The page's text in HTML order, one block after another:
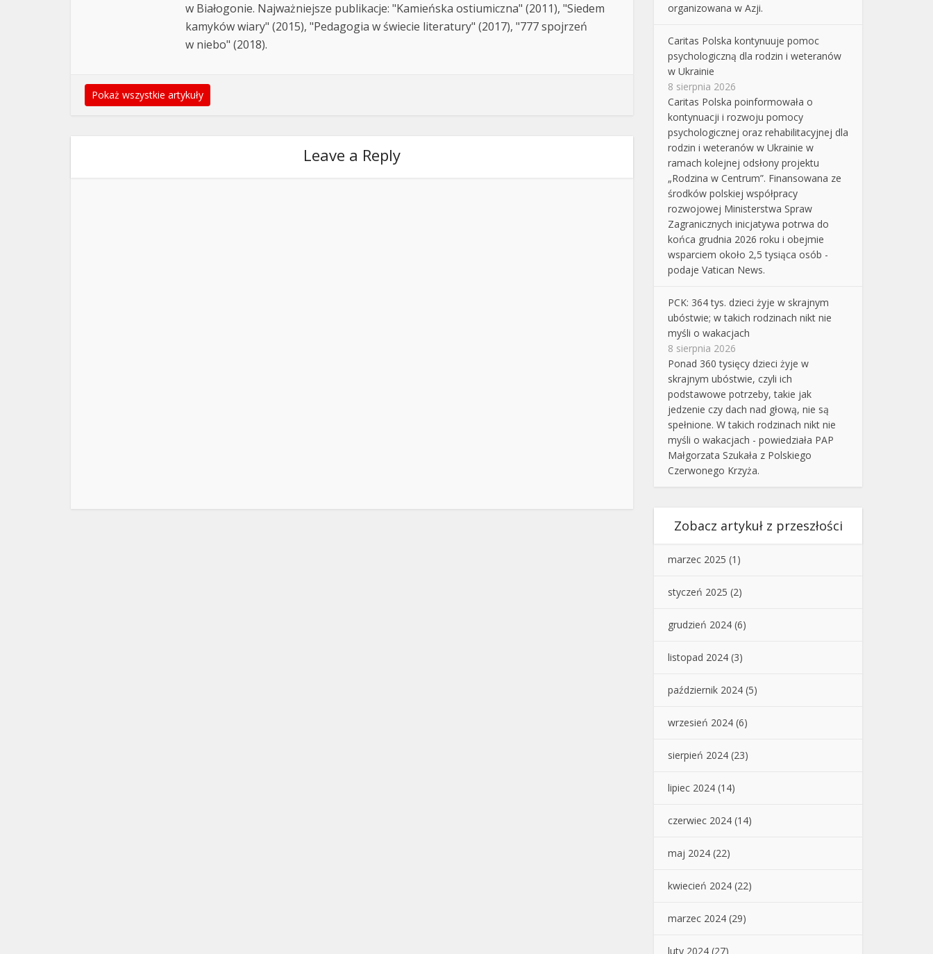
w Białogonie. Najważniejsze publikacje: "Kamieńska ostiumiczna" (2011), "Siedem
kamyków wiary" (2015), "Pedagogia w świecie literatury" (2017), "777 spojrzeń
w niebo" (2018).
Pokaż wszystkie artykuły
Leave a Reply
organizowana w Azji.
Caritas Polska kontynuuje pomoc
psychologiczną dla rodzin i weteranów
w Ukrainie
8 sierpnia 2026
Caritas Polska poinformowała o
kontynuacji i rozwoju pomocy
psychologicznej oraz rehabilitacyjnej dla
rodzin i weteranów w Ukrainie w
ramach kolejnej odsłony projektu
„Rodzina w Centrum”. Finansowana ze
środków polskiej współpracy
rozwojowej Ministerstwa Spraw
Zagranicznych inicjatywa potrwa do
końca grudnia 2026 roku i obejmie
wsparciem około 2,5 tysiąca osób -
podaje Vatican News.
PCK: 364 tys. dzieci żyje w skrajnym
ubóstwie; w takich rodzinach nikt nie
myśli o wakacjach
8 sierpnia 2026
Ponad 360 tysięcy dzieci żyje w
skrajnym ubóstwie, czyli ich
podstawowe potrzeby, takie jak
jedzenie czy dach nad głową, nie są
spełnione. W takich rodzinach nikt nie
myśli o wakacjach - powiedziała PAP
Małgorzata Szukała z Polskiego
Czerwonego Krzyża.
Zobacz artykuł z przeszłości
marzec 2025 (1)
styczeń 2025 (2)
grudzień 2024 (6)
listopad 2024 (3)
październik 2024 (5)
wrzesień 2024 (6)
sierpień 2024 (23)
lipiec 2024 (14)
czerwiec 2024 (14)
maj 2024 (22)
kwiecień 2024 (22)
marzec 2024 (29)
luty 2024 (27)